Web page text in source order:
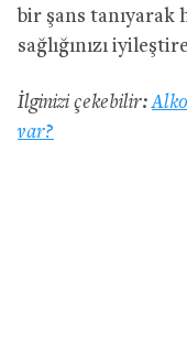
bir şans tanıyarak
sağlığınızı
İlginizi çekebilir:
var?